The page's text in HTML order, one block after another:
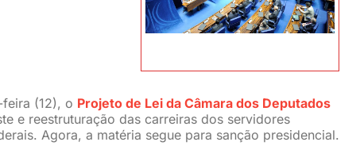
(12), o Projeto de Lei da Câmara dos Deputados
e reestruturação das carreiras dos servidores
Agora, a matéria segue para sanção presidencial.